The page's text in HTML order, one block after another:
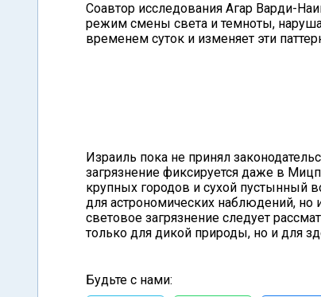
Соавтор исследования Агар Варди-
режим смены света и темноты,
временем суток и изменяет эти
Израиль пока не принял
загрязнение фиксируется даже в
крупных городов и сухой пустынный
для астрономических наблюдений, но
световое загрязнение следует
только для дикой природы, но и для
Будьте с нами: